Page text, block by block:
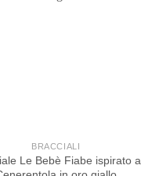
BRACCIALI
Le Bebè Fiabe ispirato a